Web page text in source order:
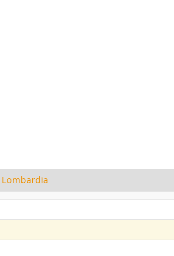
Lombardia